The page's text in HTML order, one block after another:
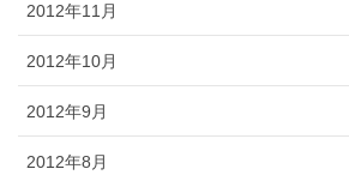
2012年11月
2012年10月
2012年9月
2012年8月